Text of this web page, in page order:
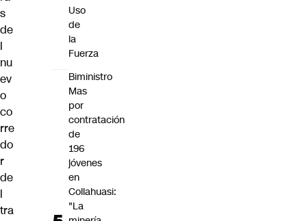
s
de
l
nu
ev
o
co
rre
do
r
de
l
tra
Uso
de
la
Fuerza
Biministro
Mas
por
contratación
de
196
jóvenes
en
Collahuasi:
"La